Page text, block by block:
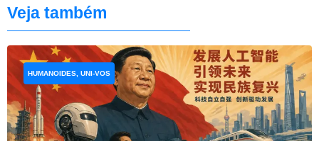
Veja também
HUMANOIDES, UNI-VOS